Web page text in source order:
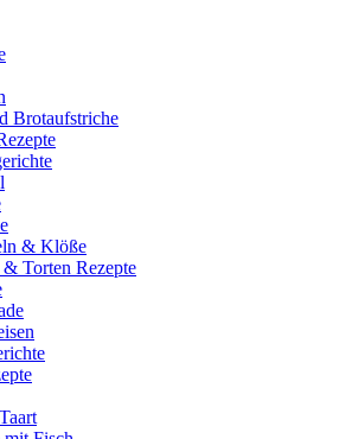
Brotaufstriche
& Klöße
Torten Rezepte